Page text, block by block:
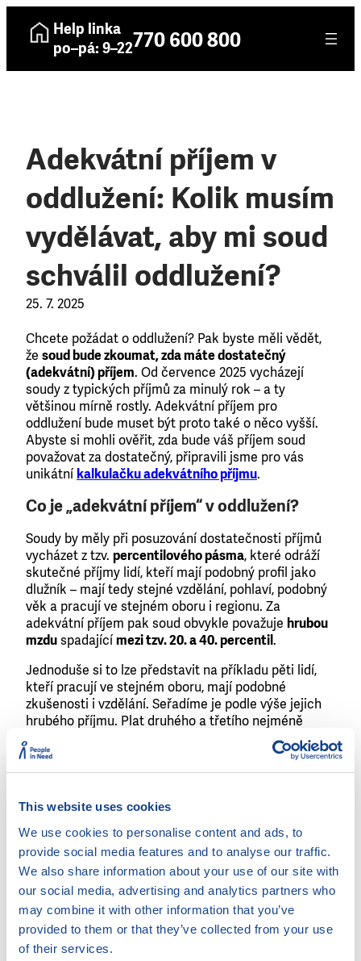
This website uses cookies
We use cookies to personalise content and ads, to
provide social media features and to analyse our traffic.
We also share information about your use of our site with
our social media, advertising and analytics partners who
may combine it with other information that you’ve
provided to them or that they’ve collected from your use
of their services.
Help linka
po–pá: 9–22770 600 800
Adekvátní příjem v
oddlužení: Kolik musím
vydělávat, aby mi soud
schválil oddlužení?
25. 7. 2025
Chcete požádat o oddlužení? Pak byste měli vědět,
že soud bude zkoumat, zda máte dostatečný
(adekvátní) příjem. Od července 2025 vycházejí
soudy z typických příjmů za minulý rok – a ty
většinou mírně rostly. Adekvátní příjem pro
oddlužení bude muset být proto také o něco vyšší.
Abyste si mohli ověřit, zda bude váš příjem soud
považovat za dostatečný, připravili jsme pro vás
unikátní kalkulačku adekvátního příjmu.
Co je „adekvátní příjem“ v oddlužení?
Soudy by měly při posuzování dostatečnosti příjmů
vycházet z tzv. percentilového pásma, které odráží
skutečné příjmy lidí, kteří mají podobný profil jako
dlužník – mají tedy stejné vzdělání, pohlaví, podobný
věk a pracují ve stejném oboru i regionu. Za
adekvátní příjem pak soud obvykle považuje hrubou
mzduspadajícímezi tzv. 20. a 40. percentil.
Jednoduše si to lze představit na příkladu pěti lidí,
kteří pracují ve stejném oboru, mají podobné
zkušenosti i vzdělání. Seřadíme je podle výše jejich
hrubého příjmu. Plat druhého a třetího nejméně
vydělávajícího z nich pak tvoří rozpětí, které soud
obvykle považuje za dostatečné.
dlužník bude k plnému uspokojení svých věřitelů
vynakládatveškeré úsilí, které po něm lze
spravedlivě požadovat. To znamená zejména
vykonávatpřiměřenou výdělečnou činnost. Pokud by
si například někdo účelově snížil úvazek nebo
pracoval pod úrovní svých schopností, soud by to
mohl vyhodnotit jako překážku vstupu do oddlužení.